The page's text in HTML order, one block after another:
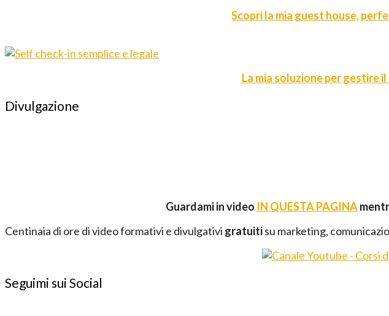
Scopri la mia guest house,
La mia soluzione per gestire
Divulgazione
Guardami in video IN QUESTA PAGINA
Centinaia di ore di video formativi e divulgativi gratuitisu marketing,
Seguimi sui Social